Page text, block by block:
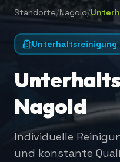
Standorte/Nagold/
Unterhaltsreinigung
Nagold
Individuelle
und konstante